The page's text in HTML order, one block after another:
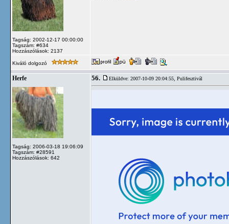
Tagság: 2002-12-17 00:00:00
Tagszám: #634
Hozzászólások: 2137
Kiváló dolgozó
Herfe
Tagság: 2006-03-18 19:06:09
Tagszám: #28591
Hozzászólások: 642
56. Elküldve: 2007-10-09 20:04:55, Pulifesztivál